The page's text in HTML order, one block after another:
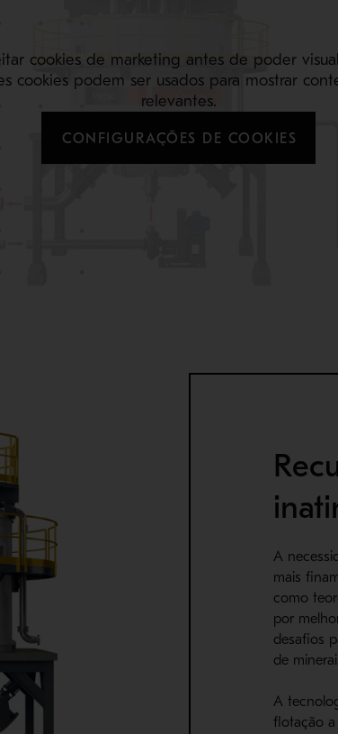
cookies de marketing antes de poder
cookies podem ser usados para mostrar
relevantes.
CONFIGURAÇÕES DE COOKIES
A
mais
como
por
desafios
de
A
flotação a